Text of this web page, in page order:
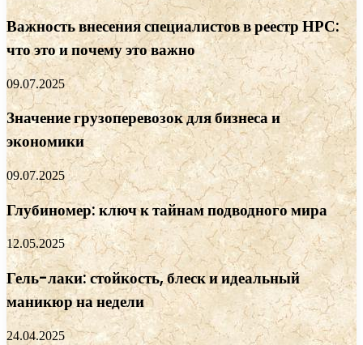
Важность внесения специалистов в реестр НРС:
что это и почему это важно
09.07.2025
Значение грузоперевозок для бизнеса и
экономики
09.07.2025
Глубиномер: ключ к тайнам подводного мира
12.05.2025
Гель-лаки: стойкость, блеск и идеальный
маникюр на недели
24.04.2025